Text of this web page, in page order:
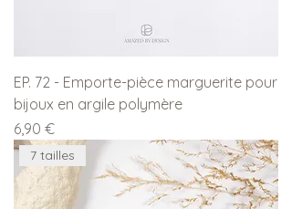
EP. 72 - Emporte-pièce marguerite pour
bijoux en argile polymère
Prix
6,90 €
7 tailles